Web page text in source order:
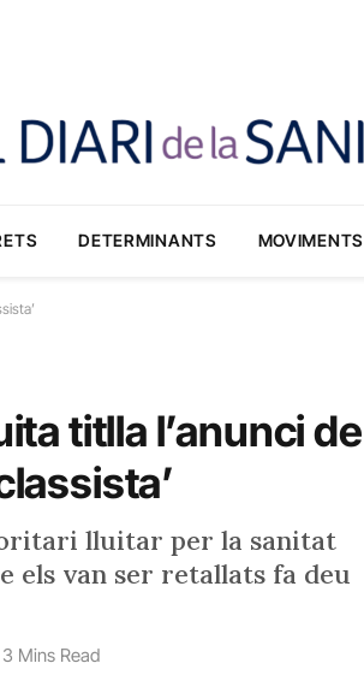
DETERMINANTS MOVIMENTS
titlla l’anunci de
lluitar per la sanitat
els van ser retallats fa deu
3 Mins Read